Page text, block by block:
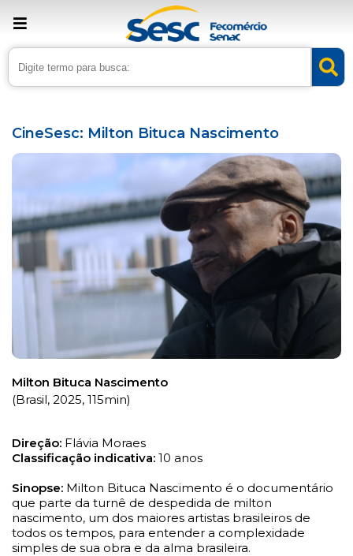
› Home › Agenda
CineSesc: Milton Bituca Nascimento
Milton Bituca Nascimento
(Brasil, 2025, 115min)
Direção: Flávia Moraes
Classificação indicativa: 10 anos
Sinopse: Milton Bituca Nascimento é o documentário
que parte da turnê de despedida de milton
nascimento, um dos maiores artistas brasileiros de
todos os tempos, para entender a complexidade
simples de sua obra e da alma brasileira.